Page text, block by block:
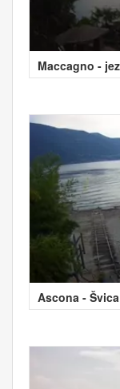
Maccagno -
Ascona - Švica